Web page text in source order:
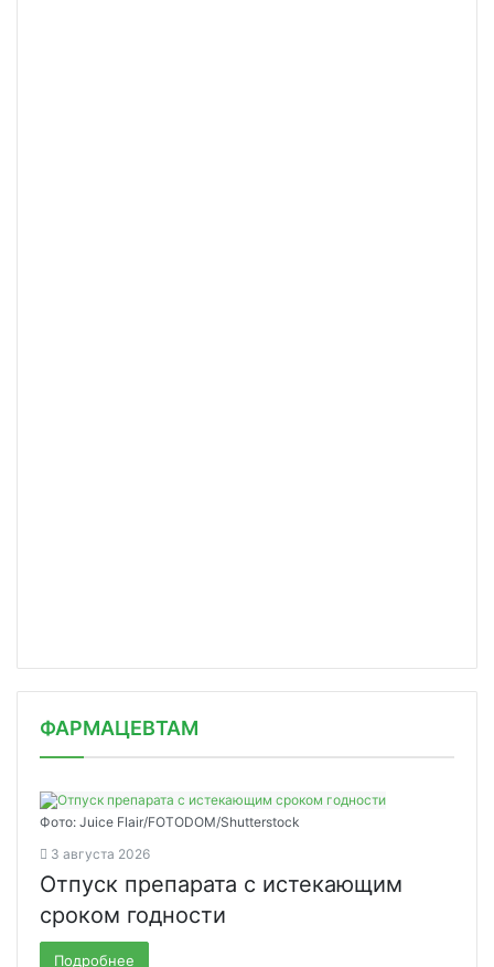
ФАРМАЦЕВТАМ
Фото: Juice Flair/FOTODOM/Shutterstoсk
3 августа 2026
Отпуск препарата с истекающим
сроком годности
Подробнее